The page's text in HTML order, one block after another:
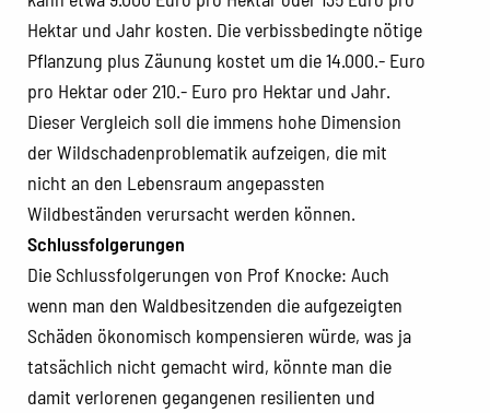
Hektar und Jahr kosten. Die verbissbedingte nötige
Pflanzung plus Zäunung kostet um die 14.000.- Euro
pro Hektar oder 210.- Euro pro Hektar und Jahr.
Dieser Vergleich soll die immens hohe Dimension
der Wildschadenproblematik aufzeigen, die mit
nicht an den Lebensraum angepassten
Wildbeständen verursacht werden können.
Schlussfolgerungen
Die Schlussfolgerungen von Prof Knocke: Auch
wenn man den Waldbesitzenden die aufgezeigten
Schäden ökonomisch kompensieren würde, was ja
tatsächlich nicht gemacht wird, könnte man die
damit verlorenen gegangenen resilienten und